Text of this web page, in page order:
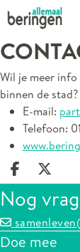
Wil je meer
binnen de
E-mail:
Telefoon:
Deel op
Nog
Doe mee